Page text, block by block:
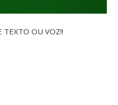
TEXTO OU VOZ!!